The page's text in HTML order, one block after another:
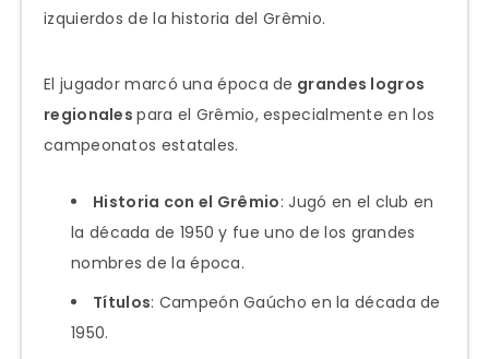
izquierdos de la historia del Grêmio.
El jugador marcó una época de grandes logros
regionalespara el Grêmio, especialmente en los
campeonatos estatales.
Historia con el Grêmio: Jugó en el club en
la década de 1950 y fue uno de los grandes
nombres de la época.
Títulos: Campeón Gaúcho en la década de
1950.